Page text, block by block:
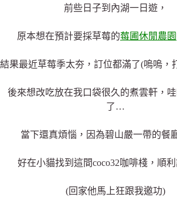
前些日子到內湖一日遊，
原本想在預計要採草莓的莓圃休閒農園
結果最近草莓季太夯，訂位都滿了(嗚嗚，
後來想改吃放在我口袋很久的煮雲軒，
了…
當下還真煩惱，因為碧山嚴一帶的餐
好在小貓找到這間coco32咖啡棧，順
(回家他馬上狂跟我邀功)